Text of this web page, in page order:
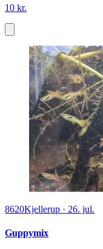
10 kr.
8620Kjellerup · 26. jul.
Guppymix